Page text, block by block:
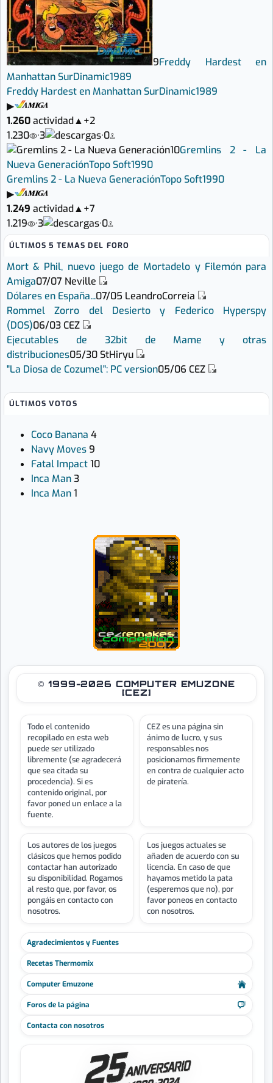
9Freddy Hardest en
Manhattan SurDinamic1989
Freddy Hardest en Manhattan SurDinamic1989
▶
1.260actividad▲+2
1.230
·3 ·0
10Gremlins 2 - La
Nueva GeneraciónTopo Soft1990
Gremlins 2 - La Nueva GeneraciónTopo Soft1990
▶
1.249 actividad▲+7
1.219
·3 ·0
ÚLTIMOS 5 TEMAS DEL FORO
Mort & Phil, nuevo juego de Mortadelo y Filemón para
Amiga07/07 Neville
Dólares en España...07/05 LeandroCorreia
Rommel Zorro del Desierto y Federico Hyperspy
(DOS)06/03CEZ
Ejecutables de 32bit de Mame y otras
distribuciones05/30 StHiryu
"La Diosa de Cozumel": PC version05/06 CEZ
ÚLTIMOS VOTOS
Coco Banana 4
Navy Moves 9
Fatal Impact10
Inca Man3
Inca Man1
© 1999-2026 COMPUTER EMUZONE
[CEZ]
Todo el contenido
recopilado en esta web
puede ser utilizado
libremente (se agradecerá
que sea citada su
procedencia). Si es
contenido original, por
favor poned un enlace a la
fuente.
CEZ es una página sin
ánimo de lucro, y sus
responsables nos
posicionamos firmemente
en contra de cualquier acto
de piratería.
Los autores de los juegos
clásicos que hemos podido
contactar han autorizado
su disponibilidad. Rogamos
al resto que, por favor, os
pongáis en contacto con
nosotros.
Los juegos actuales se
añaden de acuerdo con su
licencia. En caso de que
hayamos metido la pata
(esperemos que no), por
favor poneos en contacto
con nosotros.
Agradecimientos y Fuentes
Recetas Thermomix
Computer Emuzone
Foros de la página
Contacta con nosotros